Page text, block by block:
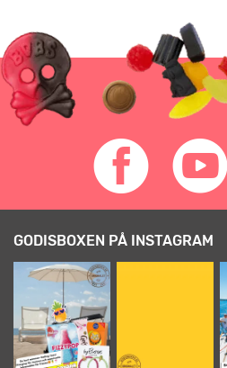
GODISBOXEN PÅ INSTAGRAM